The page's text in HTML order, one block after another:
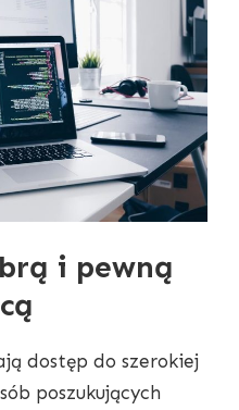
i pewną
dostęp do szerokiej
poszukujących